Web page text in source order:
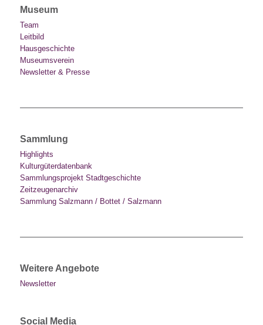
Museum
Team
Leitbild
Hausgeschichte
Museumsverein
Newsletter & Presse
Sammlung
Highlights
Kulturgüterdatenbank
Sammlungsprojekt Stadtgeschichte
Zeitzeugenarchiv
Sammlung Salzmann / Bottet / Salzmann
Weitere Angebote
Newsletter
Social Media